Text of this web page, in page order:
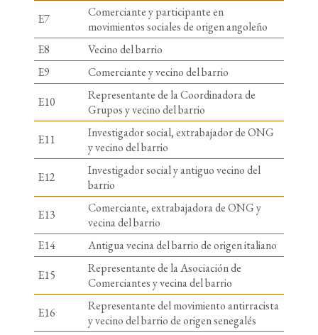
E7
Comerciante y participante en
movimientos sociales de origen angoleño
E8
Vecino del barrio
E9
Comerciante y vecino del barrio
E10
Representante de la Coordinadora de
Grupos y vecino del barrio
E11
Investigador social, extrabajador de ONG
y vecino del barrio
E12
Investigador social y antiguo vecino del
barrio
E13
Comerciante, extrabajadora de ONG y
vecina del barrio
E14
Antigua vecina del barrio de origen italiano
E15
Representante de la Asociación de
Comerciantes y vecina del barrio
E16
Representante del movimiento antirracista
y vecino del barrio de origen senegalés